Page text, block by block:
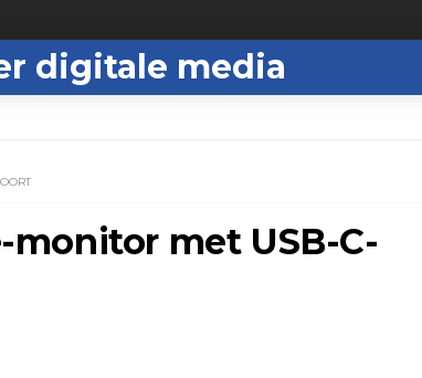
digitale media
met USB-C-